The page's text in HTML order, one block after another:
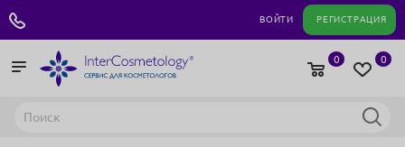
ВОЙТИ РЕГИСТРАЦИЯ
0
0